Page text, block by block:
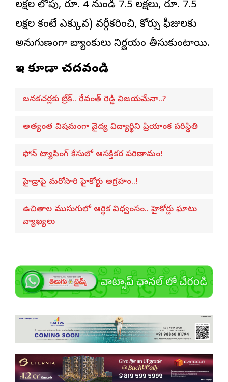
లక్షల లోపు, రూ. 4 నుండి 7.5 లక్షలు, రూ. 7.5
లక్షల కంటే ఎక్కువ) వర్గీకరించి, కోర్సు ఫీజులకు
అనుగుణంగా బ్యాంకులు నిర్ణయం తీసుకుంటాయి.
ఇవి కూడా చదవండి
బనకచర్లకు బ్రేక్.. రేవంత్ రెడ్డి విజయమేనా..?
అత్యంత విషమంగా వైద్య విద్యార్థిని ప్రియాంక పరిస్థితి
ఫోన్ ట్యాపింగ్ కేసులో ఆసక్తికర పరిణామం!
హైడ్రాపై మరోసారి హైకోర్టు ఆగ్రహం..!
ఉచితాల ముసుగులో ఆర్థిక విధ్వంసం.. హైకోర్టు ఘాటు
వ్యాఖ్యలు